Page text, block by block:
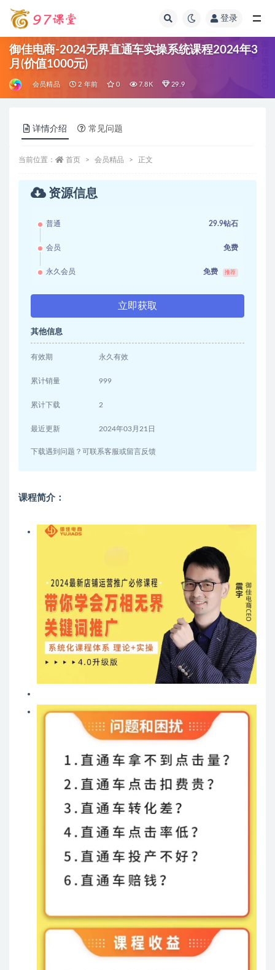
登录
御佳电商-2024无界直通车实操系统课程2024年3
月(价值1000元)
会员精品 2 年前 0 7.8K 29.9
详情介绍 常见问题
当前位置： 首页 会员精品 正文
资源信息
普通 29.9钻石
会员 免费
永久会员 免费 推荐
立即获取
其他信息
有效期 永久有效
累计销量 999
累计下载 2
最近更新 2024年03月21日
下载遇到问题？可联系客服或留言反馈
课程简介：